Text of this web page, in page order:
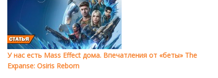
У нас есть Mass Effect дома. Впечатления от «беты» The
Expanse: Osiris Reborn